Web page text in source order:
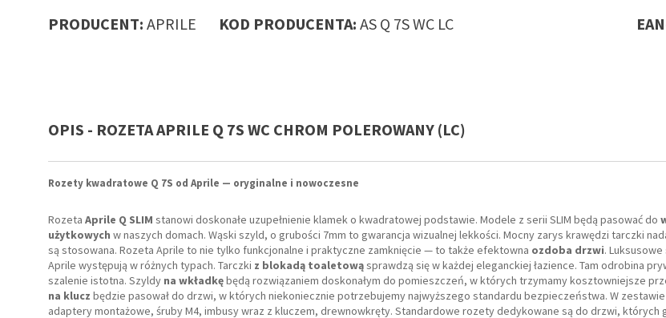
PRODUCENT: APRILE KOD PRODUCENTA: AS Q 7S WC LC
OPIS - ROZETA APRILE Q 7S WC CHROM POLEROWANY (LC)
Rozety kwadratowe Q 7S od Aprile — oryginalne i nowoczesne
Rozeta Aprile Q SLIM stanowi doskonałe uzupełnienie klamek o kwadratowej podstawie. Modele z serii SLIM będą pasować do
użytkowych w naszych domach. Wąski szyld, o grubości 7mm to gwarancja wizualnej lekkości. Mocny zarys krawędzi tarczki
są stosowana. Rozeta Aprile to nie tylko funkcjonalne i praktyczne zamknięcie — to także efektowna ozdoba drzwi.
Aprile występują w różnych typach. Tarczki z blokadą toaletowąsprawdzą się w każdej eleganckiej łazience. Tam odrobina
szalenie istotna. Szyldy na wkładkębędą rozwiązaniem doskonałym do pomieszczeń, w których trzymamy kosztowniejsze
na klucz będzie pasował do drzwi, w których niekoniecznie potrzebujemy najwyższego standardu bezpieczeństwa. W
adaptery montażowe, śruby M4, imbusy wraz z kluczem, drewnowkręty. Standardowe rozety dedykowane są do drzwi, których